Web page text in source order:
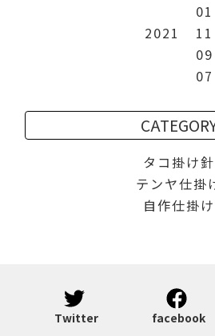
01
2021
11
09
07
タコ掛け針
テンヤ仕掛
自作仕掛け
Twitter facebook